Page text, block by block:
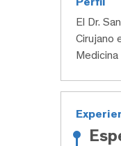
El Dr.
Cirujano